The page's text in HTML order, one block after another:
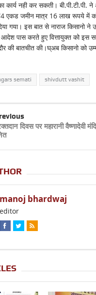
कार्य नही कर सकती। बी.पी.टी.पी.
एकड जमीन मात्र 16 लाख रूपये में
गया। इस बात से नाराज किसानो
पास करते हुए वित्तायुक्त को इस
की बातचीत की।घ्अब किसानो को
semati shivdutt vashit
दिवस पर महारानी वैष्णादेवी
manoj bhardwaj
editor